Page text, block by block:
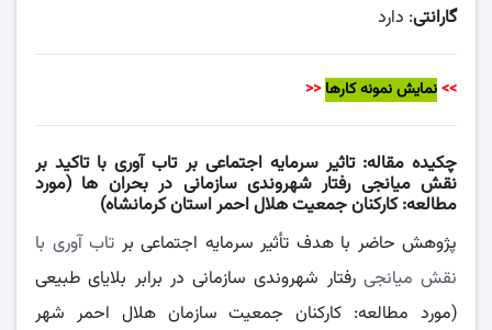
گارانتی: دارد
>>نمایش نمونه کارها <<
چکیده مقاله: تاثیر سرمایه اجتماعی بر تاب آوری با تاکید بر
نقش میانجی رفتار شهروندی سازمانی در بحران ها (مورد
مطالعه: کارکنان جمعیت هلال احمر استان کرمانشاه)
پژوهش حاضر با هدف تأثیر سرمایه اجتماعی بر تاب آوری با
نقش میانجی رفتار شهروندی سازمانی در برابر بلایای طبیعی
(مورد مطالعه: کارکنان جمعیت سازمان هلال احمر شهر